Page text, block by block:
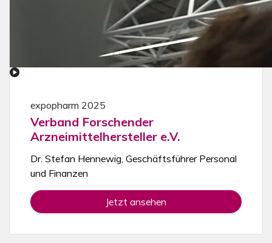
expopharm 2025
Verband Forschender
Arzneimittelhersteller e.V.
Dr. Stefan Hennewig, Geschäftsführer Personal
und Finanzen
Jetzt ansehen